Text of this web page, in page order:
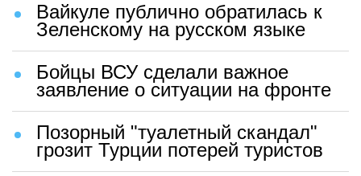
Вайкуле публично обратилась к
Зеленскому на русском языке
Бойцы ВСУ сделали важное
заявление о ситуации на фронте
Позорный "туалетный скандал"
грозит Турции потерей туристов